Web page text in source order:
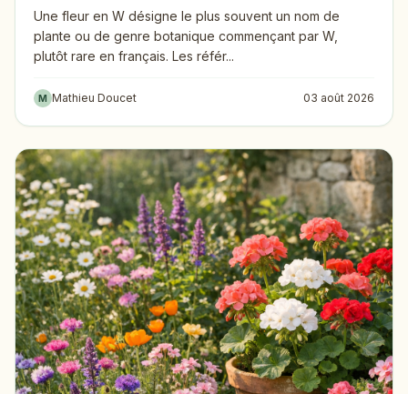
Une fleur en W désigne le plus souvent un nom de
plante ou de genre botanique commençant par W,
plutôt rare en français. Les référ...
M Mathieu Doucet 03 août 2026